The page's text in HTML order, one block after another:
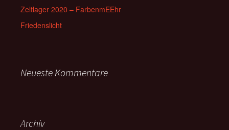
Zeltlager 2020 – FarbenmEEhr
Friedenslicht
Neueste Kommentare
Archiv